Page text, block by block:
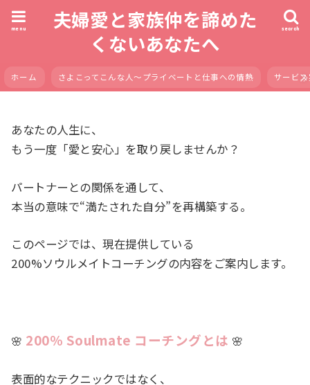
夫婦愛と家族仲を諦めた
くないあなたへ
search
menu
ホーム さよこってこんな人〜プライベートと仕事への情熱 サービ
あなたの人生に、
もう一度「愛と安心」を取り戻しませんか？
パートナーとの関係を通して、
本当の意味で“満たされた自分”を再構築する。
このページでは、現在提供している
200%ソウルメイトコーチングの内容をご案内します。
🌸 200％ Soulmate コーチングとは 🌸
表面的なテクニックではなく、